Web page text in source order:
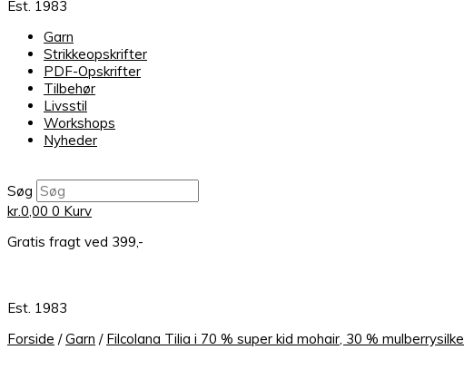
Est. 1983
Garn
Strikkeopskrifter
PDF-Opskrifter
Tilbehør
Livsstil
Workshops
Nyheder
Søg
kr.0,00 0 Kurv
Gratis fragt ved 399,-
Est. 1983
Forside /Garn / Filcolana Tilia i 70 % super kid mohair, 30 % mulberrysilke